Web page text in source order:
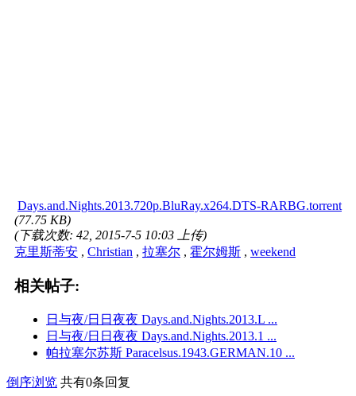
Days.and.Nights.2013.720p.BluRay.x264.DTS-RARBG.torrent
(77.75 KB)
(下载次数: 42, 2015-7-5 10:03 上传)
克里斯蒂安 , Christian , 拉塞尔 , 霍尔姆斯 , weekend
相关帖子:
日与夜/日日夜夜 Days.and.Nights.2013.L ...
日与夜/日日夜夜 Days.and.Nights.2013.1 ...
帕拉塞尔苏斯 Paracelsus.1943.GERMAN.10 ...
倒序浏览 共有0条回复